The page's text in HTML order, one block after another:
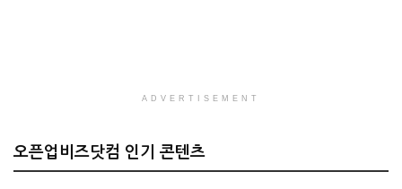
ADVERTISEMENT
오픈업비즈닷컴 인기 콘텐츠